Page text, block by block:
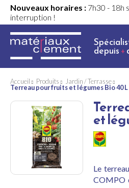
Nouveaux horaires : 7h30 - 18h
interruption !
depuis+
Accueil Produits Jardin / Terrasse
Terreau pour fruits et légumes Bio 40 L
et
Le
COMPO